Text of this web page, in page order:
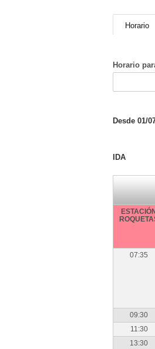
Horario
Horario
Desde 01/
IDA
ESTACIÓN
07:35
09:30
11:30
13:30